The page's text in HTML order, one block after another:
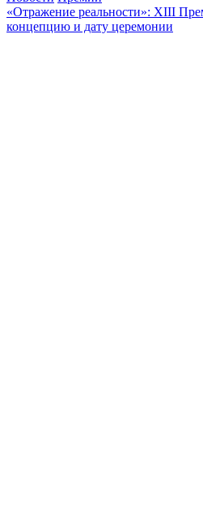
«Отражение реальности»: XIII
концепцию и дату церемонии